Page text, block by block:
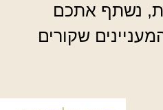
נשתף אתכם
שקורים